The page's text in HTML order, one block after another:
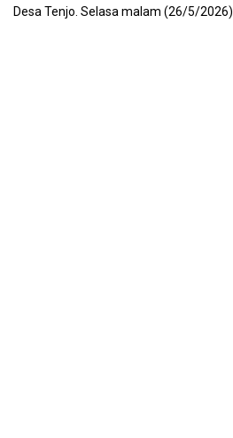
Desa Tenjo. Selasa malam (26/5/2026)